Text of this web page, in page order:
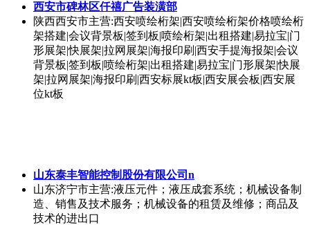
西安市碑林区仟禧广告装潢部
陕西西安市主营:西安喷绘桁架|西安喷绘桁架价格喷绘桁
架搭建|会议背景板|签到板|喷绘桁架|出租搭建|易拉宝|门
形展架|快展架|拉网展架|海报印刷|西安手提海报架|会议
背景板|签到板|喷绘桁架|出租搭建|易拉宝|门形展架|快展
架|拉网展架|海报印刷|西安标展kt板|西安展会板|西安展
位kt板
山东泰丰智能控制股份有限公司n
山东济宁市主营:液压元件；液压成套系统；机械设备制
造、销售及技术服务；机械设备的租赁及维修；商品及
技术的进出口